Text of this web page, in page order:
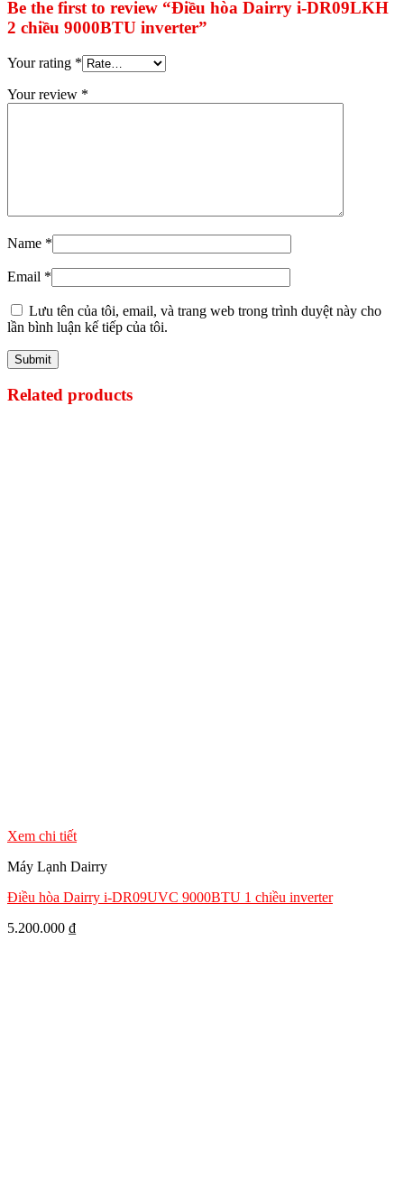
Be the first to review “Điều hòa Dairry i-DR09LKH
2 chiều 9000BTU inverter”
Your rating *
Your review *
Name *
Email *
Lưu tên của tôi, email, và trang web trong trình duyệt này cho
lần bình luận kế tiếp của tôi.
Related products
Xem chi tiết
Máy Lạnh Dairry
Điều hòa Dairry i-DR09UVC 9000BTU 1 chiều inverter
5.200.000 ₫